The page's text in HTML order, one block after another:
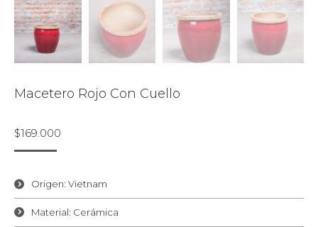
Macetero Rojo Con Cuello
$169.000
Origen: Vietnam
Material: Cerámica